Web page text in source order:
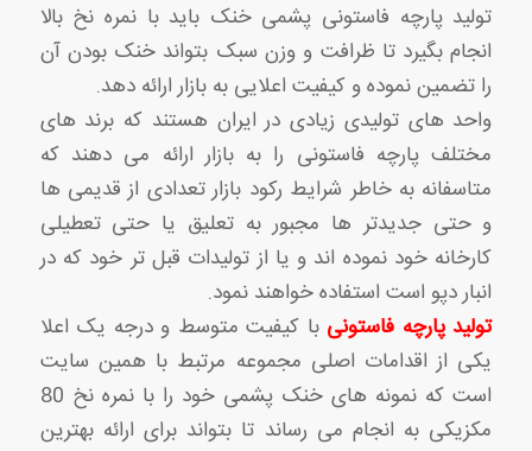
تولید پارچه فاستونی پشمی خنک باید با نمره نخ بالا
انجام بگیرد تا ظرافت و وزن سبک بتواند خنک بودن آن
را تضمین نموده و کیفیت اعلایی به بازار ارائه دهد.
واحد های تولیدی زیادی در ایران هستند که برند های
مختلف پارچه فاستونی را به بازار ارائه می دهند که
متاسفانه به خاطر شرایط رکود بازار تعدادی از قدیمی ها
و حتی جدیدتر ها مجبور به تعلیق یا حتی تعطیلی
کارخانه خود نموده اند و یا از تولیدات قبل تر خود که در
انبار دپو است استفاده خواهند نمود.
تولید پارچه فاستونی با کیفیت متوسط و درجه یک اعلا
یکی از اقدامات اصلی مجموعه مرتبط با همین سایت
است که نمونه های خنک پشمی خود را با نمره نخ 80
مکزیکی به انجام می رساند تا بتواند برای ارائه بهترین